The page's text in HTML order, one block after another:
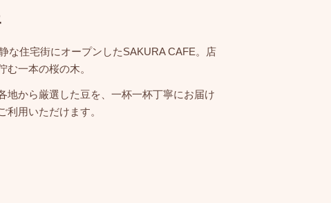
な住宅街にオープンしたSAKURA CAFE。店
む一本の桜の木。
地から厳選した豆を、一杯一杯丁寧にお届け
利用いただけます。